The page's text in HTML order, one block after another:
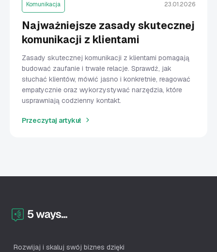
Komunikacja 23.01.2026
Najważniejsze zasady skutecznej
komunikacji z klientami
Zasady skutecznej komunikacji z klientami pomagają
budować zaufanie i trwałe relacje. Sprawdź, jak
słuchać klientów, mówić jasno i konkretnie, reagować
empatycznie oraz wykorzystywać narzędzia, które
usprawniają codzienny kontakt.
Przeczytaj artykuł
Rozwijaj i skaluj swój biznes dzięki